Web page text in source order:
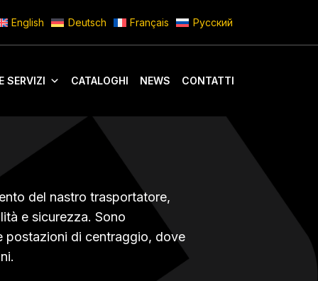
English Deutsch Français Русский
SERVIZI CATALOGHI NEWS CONTATTI
del nastro trasportatore,
e sicurezza. Sono
postazioni di centraggio, dove